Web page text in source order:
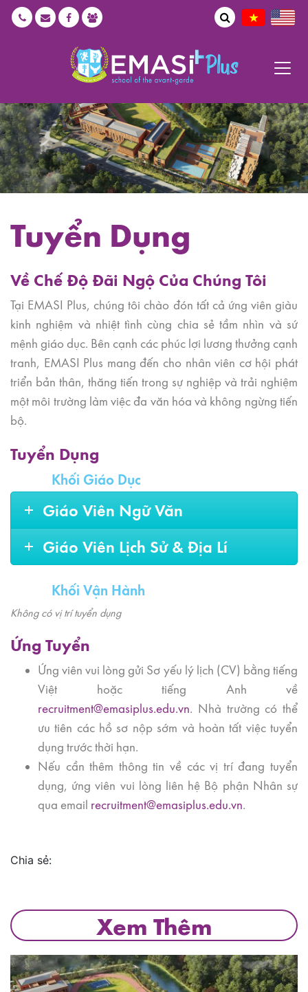
Tuyển Dụng
Về Chế Độ Đãi Ngộ Của Chúng Tôi
Tại EMASI Plus, chúng tôi chào đón tất cả ứng viên giàu
kinh nghiệm và nhiệt tình cùng chia sẻ tầm nhìn và sứ
mệnh giáo dục. Bên cạnh các phúc lợi lương thưởng cạnh
tranh, EMASI Plus mang đến cho nhân viên cơ hội phát
triển bản thân, thăng tiến trong sự nghiệp và trải nghiệm
một môi trường làm việc đa văn hóa và không ngừng tiến
bộ.
Tuyển Dụng
Khối Giáo Dục
Giáo Viên Ngữ Văn
Giáo Viên Lịch Sử & Địa Lí
Khối Vận Hành
Không có vị trí tuyển dụng
Ứng Tuyển
Ứng viên vui lòng gửi Sơ yếu lý lịch (CV) bằng tiếng
Việt hoặc tiếng Anh về
recruitment@emasiplus.edu.vn. Nhà trường có thể
ưu tiên các hồ sơ nộp sớm và hoàn tất việc tuyển
dụng trước thời hạn.
Nếu cần thêm thông tin về các vị trí đang tuyển
dụng, ứng viên vui lòng liên hệ Bộ phận Nhân sự
qua email recruitment@emasiplus.edu.vn.
Chia sẻ:
Xem Thêm